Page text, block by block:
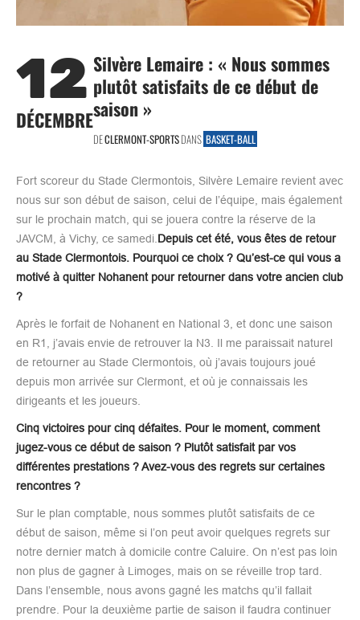
12
DÉCEMBRE
Silvère Lemaire : « Nous sommes
plutôt satisfaits de ce début de
saison »
DECLERMONT-SPORTSDANS BASKET-BALL
Fort scoreur du Stade Clermontois, Silvère Lemaire revient avec
nous sur son début de saison, celui de l’équipe, mais également
sur le prochain match, qui se jouera contre la réserve de la
JAVCM, à Vichy, ce samedi. Depuis cet été, vous êtes de retour
au Stade Clermontois. Pourquoi ce choix ? Qu’est-ce qui vous a
motivé à quitter Nohanent pour retourner dans votre ancien club
?
Après le forfait de Nohanent en National 3, et donc une saison
en R1, j’avais envie de retrouver la N3. Il me paraissait naturel
de retourner au Stade Clermontois, où j’avais toujours joué
depuis mon arrivée sur Clermont, et où je connaissais les
dirigeants et les joueurs.
Cinq victoires pour cinq défaites. Pour le moment, comment
jugez-vous ce début de saison ? Plutôt satisfait par vos
différentes prestations ? Avez-vous des regrets sur certaines
rencontres ?
Sur le plan comptable, nous sommes plutôt satisfaits de ce
début de saison, même si l’on peut avoir quelques regrets sur
notre dernier match à domicile contre Caluire. On n’est pas loin
non plus de gagner à Limoges, mais on se réveille trop tard.
Dans l’ensemble, nous avons gagné les matchs qu’il fallait
prendre. Pour la deuxième partie de saison il faudra continuer